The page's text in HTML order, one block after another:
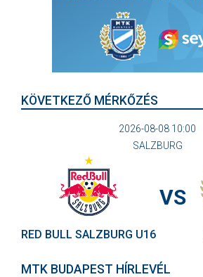
KÖVETKEZŐ MÉRKŐZÉS
2026-08-08 10:00
SALZBURG
RED BULL SALZBURG U16
VS
MTK BUDAPEST HÍRLEVÉL